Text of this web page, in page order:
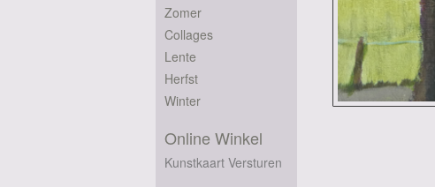
Zomer
Collages
Lente
Herfst
Winter
Online Winkel
Kunstkaart Versturen